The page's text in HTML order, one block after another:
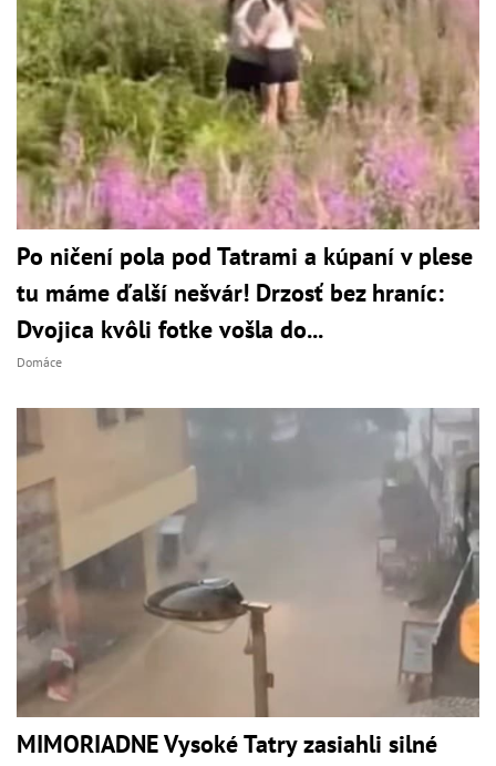
Po ničení pola pod Tatrami a kúpaní v plese
tu máme ďalší nešvár! Drzosť bez hraníc:
Dvojica kvôli fotke vošla do...
Domáce
MIMORIADNE Vysoké Tatry zasiahli silné